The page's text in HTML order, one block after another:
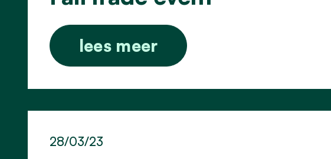
lees meer
28/03/23